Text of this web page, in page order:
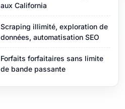
aux California
Scraping illimité, exploration de
données, automatisation SEO
Forfaits forfaitaires sans limite
de bande passante